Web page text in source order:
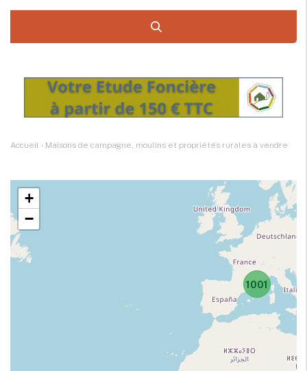
Accueil › Maisons de campagne, moulins et propriétés rurales à vendre
1001
+
−